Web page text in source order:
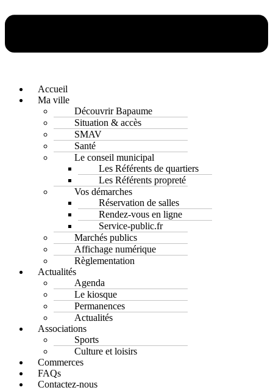
Accueil
Ma ville
Découvrir Bapaume
Situation & accès
SMAV
Santé
Le conseil municipal
Les Référents de quartiers
Les Référents propreté
Vos démarches
Réservation de salles
Rendez-vous en ligne
Service-public.fr
Marchés publics
Affichage numérique
Règlementation
Actualités
Agenda
Le kiosque
Permanences
Actualités
Associations
Sports
Culture et loisirs
Commerces
FAQs
Contactez-nous